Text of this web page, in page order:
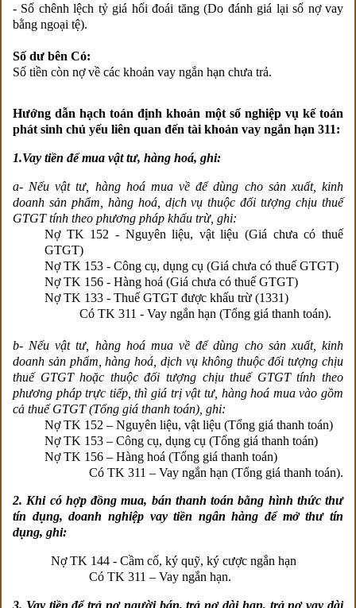
- Số chênh lệch tỷ giá hối đoái tăng (Do đánh giá lại số nợ vay
bằng ngoại tệ).
Số dư bên Có:
Số tiền còn nợ về các khoản vay ngắn hạn chưa trả.
Hướng dẫn hạch toán định khoản một số nghiệp vụ kế toán
phát sinh chủ yếu liên quan đến tài khoản vay ngắn hạn 311:
1.Vay tiền để mua vật tư, hàng hoá, ghi:
a- Nếu vật tư, hàng hoá mua về để dùng cho sản xuất, kinh
doanh sản phẩm, hàng hoá, dịch vụ thuộc đối tượng chịu thuế
GTGT tính theo phương pháp khấu trừ, ghi:
Nợ TK 152 - Nguyên liệu, vật liệu (Giá chưa có thuế
GTGT)
Nợ TK 153 - Công cụ, dụng cụ (Giá chưa có thuế GTGT)
Nợ TK 156 - Hàng hoá (Giá chưa có thuế GTGT)
Nợ TK 133 - Thuế GTGT được khấu trừ (1331)
Có TK 311 - Vay ngắn hạn (Tổng giá thanh toán).
b- Nếu vật tư, hàng hoá mua về để dùng cho sản xuất, kinh
doanh sản phẩm, hàng hoá, dịch vụ không thuộc đối tượng chịu
thuế GTGT hoặc thuộc đối tượng chịu thuế GTGT tính theo
phương pháp trực tiếp, thì giá trị vật tư, hàng hoá mua vào gồm
cả thuế GTGT (Tổng giá thanh toán), ghi:
Nợ TK 152 – Nguyên liệu, vật liệu (Tổng giá thanh toán)
Nợ TK 153 – Công cụ, dụng cụ (Tổng giá thanh toán)
Nợ TK 156 – Hàng hoá (Tổng giá thanh toán)
Có TK 311 – Vay ngắn hạn (Tổng giá thanh toán).
2. Khi có hợp đồng mua, bán thanh toán bằng hình thức thư
tín dụng, doanh nghiệp vay tiền ngân hàng để mở thư tín
dụng, ghi:
Nợ TK 144 - Cầm cố, ký quỹ, ký cược ngắn hạn
Có TK 311 – Vay ngắn hạn.